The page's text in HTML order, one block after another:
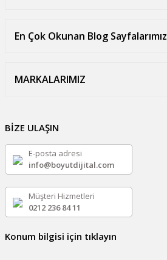
En Çok Okunan Blog Sayfalarımız
MARKALARIMIZ
BİZE ULAŞIN
E-posta adresi
info@boyutdijital.com
Müşteri Hizmetleri
0212 236 84 11
Konum bilgisi için tıklayın